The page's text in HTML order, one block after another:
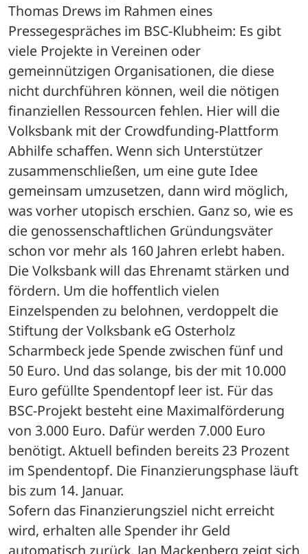
Thomas Drews im Rahmen eines
Pressegespräches im BSC-Klubheim: Es gibt
viele Projekte in Vereinen oder
gemeinnützigen Organisationen, die diese
nicht durchführen können, weil die nötigen
finanziellen Ressourcen fehlen. Hier will die
Volksbank mit der Crowdfunding-Plattform
Abhilfe schaffen. Wenn sich Unterstützer
zusammenschließen, um eine gute Idee
gemeinsam umzusetzen, dann wird möglich,
was vorher utopisch erschien. Ganz so, wie es
die genossenschaftlichen Gründungsväter
schon vor mehr als 160 Jahren erlebt haben.
Die Volksbank will das Ehrenamt stärken und
fördern. Um die hoffentlich vielen
Einzelspenden zu belohnen, verdoppelt die
Stiftung der Volksbank eG Osterholz
Scharmbeck jede Spende zwischen fünf und
50 Euro. Und das solange, bis der mit 10.000
Euro gefüllte Spendentopf leer ist. Für das
BSC-Projekt besteht eine Maximalförderung
von 3.000 Euro. Dafür werden 7.000 Euro
benötigt. Aktuell befinden bereits 23 Prozent
im Spendentopf. Die Finanzierungsphase läuft
bis zum 14. Januar.
Sofern das Finanzierungsziel nicht erreicht
wird, erhalten alle Spender ihr Geld
automatisch zurück. Jan Mackenberg zeigt sich